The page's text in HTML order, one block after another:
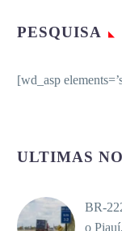
PESQUISA
[wd_asp
ULTIMAS
BR-
o